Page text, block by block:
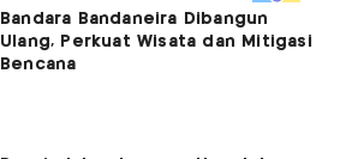
Bandara Bandaneira Dibangun
Ulang, Perkuat Wisata dan Mitigasi
Bencana